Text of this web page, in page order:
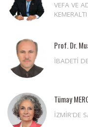
VEFA VE
Prof. Dr.
İBADETİ
Tümay
İZMİR'DE